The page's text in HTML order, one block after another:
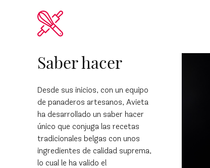
Saber hacer
Desde sus inicios, con un equipo
de panaderos artesanos, Avieta
ha desarrollado un saber hacer
único que conjuga las recetas
tradicionales belgas con unos
ingredientes de calidad suprema,
lo cual le ha valido el